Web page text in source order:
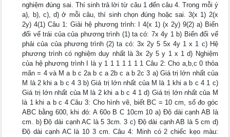
nghiệm đúng sai. Thí sinh trả lời từ câu 1 đến câu 4. Trong mỗi ý
a), b), c), d) ở mỗi câu, thí sinh chọn đúng hoặc sai. 3(x 1) 2(x
2y) 4(1) Câu 1: Giải hệ phương trình: I 4(x 1) (x 2y) 9(2) a) Biến
đổi vế trái của của phương trình (1) ta có: 7x 4y 1 b) Biến đổi vế
phải của của phương trình (2) ta có: 3x 2y 5 5x 4y 1 x 1 c) Hệ
phương trình có nghiệm duy nhất là 3x 2y 5 y 1 x 1 d) Nghiệm
của hệ phương trình I là y 1 1 1 1 1 1 1 Câu 2: Cho a,b,c 0 thỏa
mãn = 4 và M a b c 2a b c a 2b c a b 2c 3 a) Giá trị lớn nhất của
M là 2 khi a b c 4 3 b) Giá trị lớn nhất của M là 1 khi a b c 4 1 c)
Giá trị lớn nhất của M là 2 khi a b c 4 1 d) Giá trị lớn nhất của M
là 1 khi a b c 4 Câu 3: Cho hình vẽ, biết BC = 10 cm, số đo góc
ABC bằng 600, khi đó: A 60o B C 10cm 10 a) Độ dài cạnh AB là
cm. b) Độ dài cạnh AC là 5 3cm. 3 c) Độ dài cạnh AB là 5 cm d)
Độ dài cạnh AC là 10 3 cm. Câu 4: Minh có 2 chiếc kẹo màu: